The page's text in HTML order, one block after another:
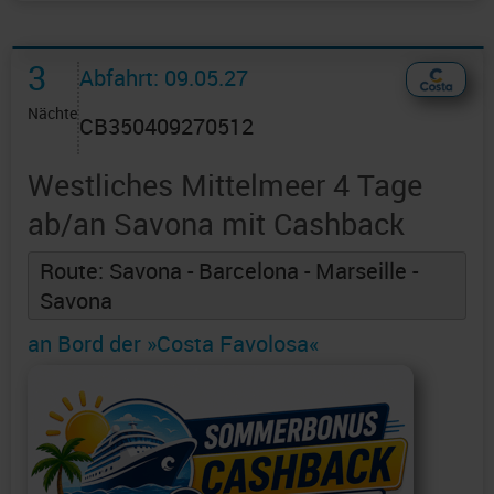
3
Nächte
Abfahrt: 09.05.27
CB350409270512
Westliches Mittelmeer 4 Tage
ab/an Savona mit Cashback
Route: Savona - Barcelona - Marseille -
Savona
an Bord der »Costa Favolosa«